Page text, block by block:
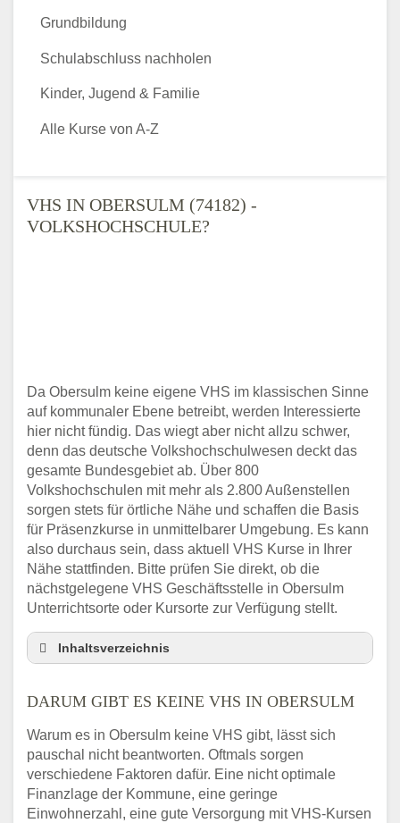
VHS IN OBERSULM (74182) -
VOLKSHOCHSCHULE?
Da Obersulm keine eigene VHS im klassischen Sinne
auf kommunaler Ebene betreibt, werden Interessierte
hier nicht fündig. Das wiegt aber nicht allzu schwer,
denn das deutsche Volkshochschulwesen deckt das
gesamte Bundesgebiet ab. Über 800
Volkshochschulen mit mehr als 2.800 Außenstellen
sorgen stets für örtliche Nähe und schaffen die Basis
für Präsenzkurse in unmittelbarer Umgebung. Es kann
also durchaus sein, dass aktuell VHS Kurse in Ihrer
Nähe stattfinden. Bitte prüfen Sie direkt, ob die
nächstgelegene VHS Geschäftsstelle in Obersulm
Unterrichtsorte oder Kursorte zur Verfügung stellt.
Inhaltsverzeichnis
3 schnelle Tipps
Obersulm VHS-Kurse in Ihrer Nähe
Abendschule in der Region rund um
Obersulm
VHS steht für Erwachsenenbildung
DARUM GIBT ES KEINE VHS IN OBERSULM
Warum es in Obersulm keine VHS gibt, lässt sich
pauschal nicht beantworten. Oftmals sorgen
verschiedene Faktoren dafür. Eine nicht optimale
Finanzlage der Kommune, eine geringe
Einwohnerzahl, eine gute Versorgung mit VHS-Kursen
Grundbildung
Schulabschluss nachholen
Kinder, Jugend & Familie
Alle Kurse von A-Z